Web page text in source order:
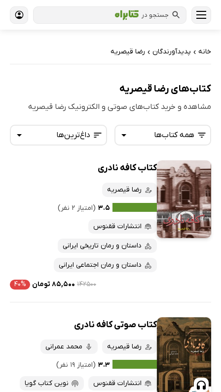
جستجو در
خانه › پدیدآورندگان › رضا قیصریه
کتاب‌های رضا قیصریه
مشاهده و خرید کتاب‌های صوتی و الکترونیک رضا قیصریه
داغ‌ترین‌ها
تازه‌ها
پرفروش‌ها
پربحث‌ها
ارزان ترین‌ها
همه کتاب‌ها
همه کتاب‌ها
کتاب‌های صوتی
کتاب‌های متنی
کتاب کافه نادری
رضا قیصریه
۳.۵ (امتیاز ۲ نفر)
انتشارات ققنوس
داستان و رمان تاریخی ایرانی
داستان و رمان اجتماعی ایرانی
۱۴۲۵۰۰ ۸۵,۵۰۰ تومان ۴۰%
کتاب صوتی کافه نادری
رضا قیصریه
محمد عمرانی
۳.۳ (امتیاز ۱۹ نفر)
انتشارات ققنوس
نوین کتاب گویا